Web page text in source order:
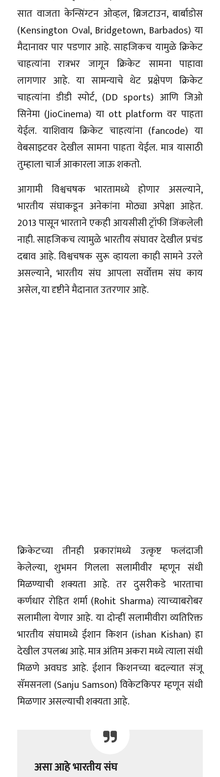
सात वाजता केन्सिंग्टन ओव्हल, ब्रिजटाउन, बार्बाडोस
(Kensington Oval, Bridgetown, Barbados) या
मैदानावर पार पडणार आहे. साहजिकच यामुळे क्रिकेट
चाहत्यांना रात्रभर जागून क्रिकेट सामना पाहावा
लागणार आहे. या सामन्याचे थेट प्रक्षेपण क्रिकेट
चाहत्यांना डीडी स्पोर्ट, (DD sports) आणि जिओ
सिनेमा (JioCinema) या ott platform वर पाहता
येईल. याशिवाय क्रिकेट चाहत्यांना (fancode) या
वेबसाइटवर देखील सामना पाहता येईल. मात्र यासाठी
तुम्हाला चार्ज आकारला जाऊ शकतो.
आगामी विश्वचषक भारतामध्ये होणार असल्याने,
भारतीय संघाकडून अनेकांना मोठ्या अपेक्षा आहेत.
2013 पासून भारताने एकही आयसीसी ट्रॉफी जिंकलेली
नाही. साहजिकच त्यामुळे भारतीय संघावर देखील प्रचंड
दबाव आहे. विश्वचषक सुरू व्हायला काही सामने उरले
असल्याने, भारतीय संघ आपला सर्वोत्तम संघ काय
असेल, या दृष्टीने मैदानात उतरणार आहे.
क्रिकेटच्या तीनही प्रकारांमध्ये उत्कृष्ट फलंदाजी
केलेल्या, शुभमन गिलला सलामीवीर म्हणून संधी
मिळण्याची शक्यता आहे. तर दुसरीकडे भारताचा
कर्णधार रोहित शर्मा (Rohit Sharma) त्याच्याबरोबर
सलामीला येणार आहे. या दोन्हीं सलामीवीरा व्यतिरिक्त
भारतीय संघामध्ये ईशान किशन (ishan Kishan) हा
देखील उपलब्ध आहे. मात्र अंतिम अकरा मध्ये त्याला संधी
मिळणे अवघड आहे. ईशान किशनच्या बदल्यात संजू
सॅमसनला (Sanju Samson) विकेटकिपर म्हणून संधी
मिळणार असल्याची शक्यता आहे.
असा आहे भारतीय संघ